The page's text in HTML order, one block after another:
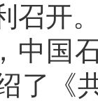
召开
中国
了《